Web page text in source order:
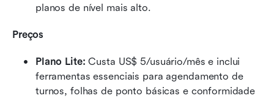
planos de nível mais alto.
Preços
Plano Lite: Custa US$ 5/usuário/mês e inclui
ferramentas essenciais para agendamento de
turnos, folhas de ponto básicas e conformidade